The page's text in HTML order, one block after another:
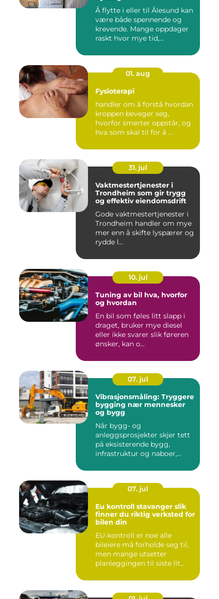
Å flytte i eller til Ålesund kan
være både spennende og
krevende. Mange oppdager
raskt hvor mye tid,...
01. aug
Fysioterapi
handler om å forstå hvordan
kroppen beveger seg,
hvorfor smerter oppstår, og
hva som skal til for å ...
31. jul
Vaktmestertjenester i
Trondheim som gir trygg
og effektiv eiendomsdrift
Gode vaktmestertjenester i
Trondheim handler om mye
mer enn å skifte lyspærer og
rydde l...
10. jul
Tuning av bil hva, hvorfor
og hvordan
En bil som føles litt slapp i
draget, bruker mye diesel
eller ikke svarer slik føreren
ønsker, kan o...
07. jul
Vibrasjonsmåling: Tryggere
bygging nær mennesker
og bygg
Når bygg- og
anleggsprosjekter skjer tett
på eksisterende bygg,
infrastruktur og naboer,...
07. jul
Eu kontroll stavanger slik
finner du riktig verksted for
bilen din
EU-kontroll er noe alle
bileiere må forholde seg til,
men mange utsetter
planleggingen til siste lit...